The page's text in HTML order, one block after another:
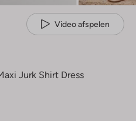
Video afspelen
Jurk Shirt Dress